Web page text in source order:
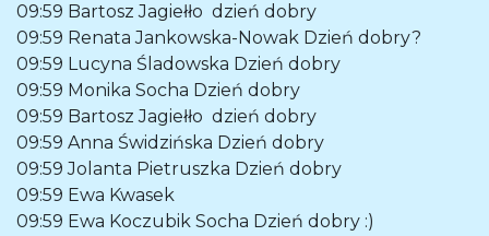
09:59 Bartosz Jagiełło dzień dobry
09:59 Renata Jankowska-Nowak Dzień dobry?
09:59 Lucyna Śladowska Dzień dobry
09:59 Monika Socha Dzień dobry
09:59 Bartosz Jagiełło dzień dobry
09:59 Anna Świdzińska Dzień dobry
09:59 Jolanta Pietruszka Dzień dobry
09:59 Ewa Kwasek
09:59 Ewa Koczubik Socha Dzień dobry :)